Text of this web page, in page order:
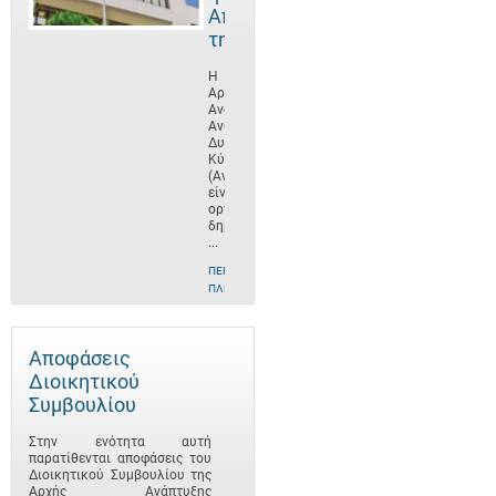
Αποστολή
της
Η
Αρχή
Ανάπτυξης
Ανθρώπινου
Δυναμικού
Κύπρου
(ΑνΑΔ)
είναι
οργανισμός
δημοσίου
...
ΠΕΡΙΣΣΌΤΕΡΕΣ
ΠΛΗΡΟΦΟΡΊΕΣ
Αποφάσεις
Διοικητικού
Συμβουλίου
Στην ενότητα αυτή
παρατίθενται αποφάσεις του
Διοικητικού Συμβουλίου της
Αρχής Ανάπτυξης